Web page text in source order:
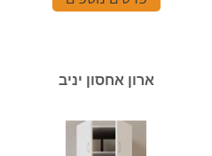
ארון אחסון יניב